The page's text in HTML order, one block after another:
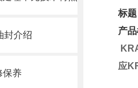
封介绍
保养
标
产
应